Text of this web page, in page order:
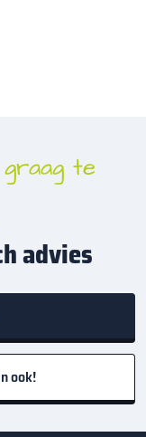
te
advies
ook!